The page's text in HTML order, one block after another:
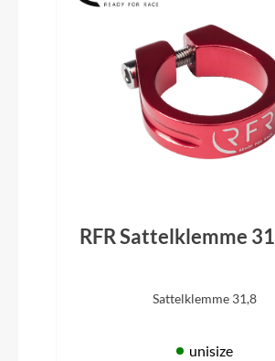
RFR Sattelklemme
Sattelklemme 31,8
unisize